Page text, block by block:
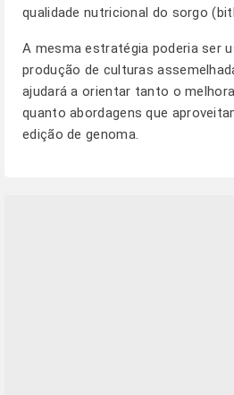
qualidade nutricional do sorgo (
A mesma estratégia poderia ser
produção de culturas
ajudará a orientar tanto o
quanto abordagens que
edição de genoma.